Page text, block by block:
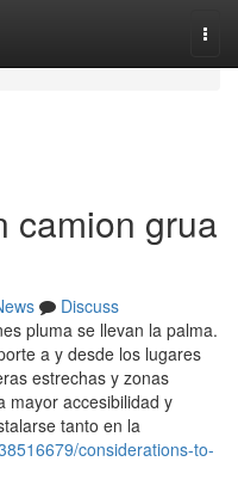
camion grua
Discuss
pluma se llevan la palma.
a y desde los lugares
estrechas y zonas
mayor accesibilidad y
tanto en la
considerations-to-